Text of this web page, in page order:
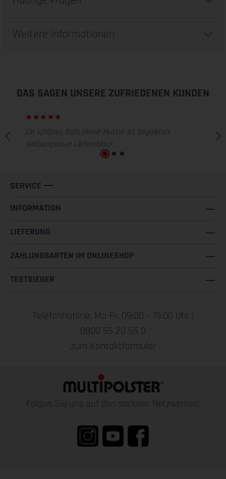
Weitere Informationen
DAS SAGEN UNSERE ZUFRIEDENEN KUNDEN
Ein schönes Sofa.Meine Mutter ist begeistert
.Reibungsloser Lieferablauf .
SERVICE
INFORMATION
LIEFERUNG
ZAHLUNGSARTEN IM ONLINESHOP
TESTSIEGER
Telefonhotline: Mo-Fr, 09:00 – 19:00 Uhr |
0800 55 20 55 0
zum Kontaktformular
Folgen Sie uns auf den sozialen Netzwerken: